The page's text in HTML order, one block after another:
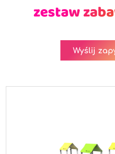
zestaw
Wyślij